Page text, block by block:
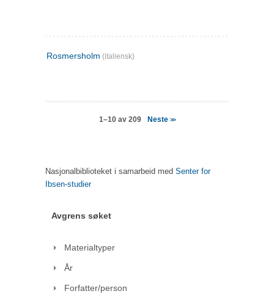
Rosmersholm (italiensk)
1–10 av 209 Neste >>
Nasjonalbiblioteket i samarbeid med Senter for
Ibsen-studier
Avgrens søket
Materialtyper
År
Forfatter/person